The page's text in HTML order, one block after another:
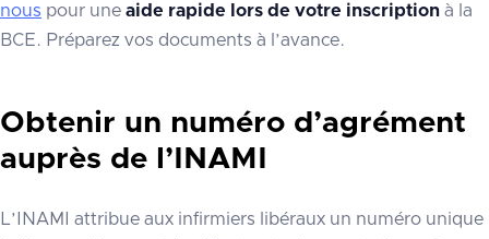
nous pour une aide rapide lors de votre inscription à la
BCE. Préparez vos documents à l’avance.
Obtenir un numéro d’agrément
auprès de l’INAMI
L’INAMI attribue aux infirmiers libéraux un numéro unique